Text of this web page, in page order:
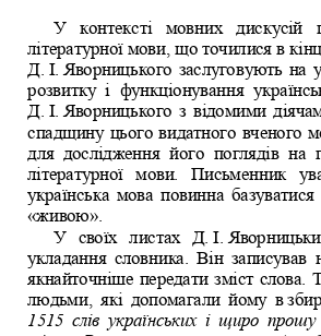
У  контексті  мовних  дискусій
літературної мови, що точилися в
Д. І. Яворницького заслуговують на
розвитку  і  функціонування
Д. І. Яворницького з відомими
спадщину цього видатного
для  дослідження  його  поглядів  на
літературної  мови.  Письменник
українська мова повинна
«живою».
У  своїх  листах  Д. І.
укладання  словника.
Він  записував
якнайточніше передати зміст слова.
людьми,  які  допомагали  йому  в
1515  слів  українських  і  щиро